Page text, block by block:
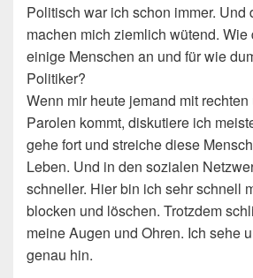
Politisch war ich schon immer. Und
machen mich ziemlich wütend.
einige Menschen an und für wie
Politiker?
Wenn mir heute jemand mit
Parolen kommt, diskutiere ich
gehe fort und streiche diese
Leben. Und in den sozialen
schneller. Hier bin ich sehr schnell
blocken und löschen. Trotzdem
meine Augen und Ohren. Ich sehe
genau hin.